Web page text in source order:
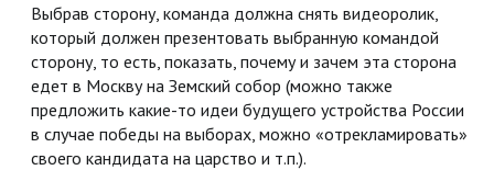
Выбрав сторону, команда должна снять видеоролик,
который должен презентовать выбранную командой
сторону, то есть, показать, почему и зачем эта сторона
едет в Москву на Земский собор (можно также
предложить какие-то идеи будущего устройства России
в случае победы на выборах, можно «отрекламировать»
своего кандидата на царство и т.п.).